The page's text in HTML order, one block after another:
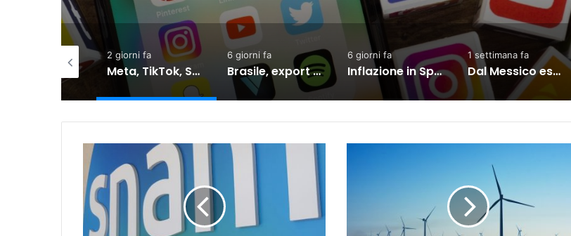
6 giorni fa 6 giorni fa
Inflazione in Spagna in rialzo al 3,5% a luglio per carburanti ed elettricità
1 settimana fa
Dal Messico esportazioni record, crescita del 24,6% nel semestre
2 giorni fa